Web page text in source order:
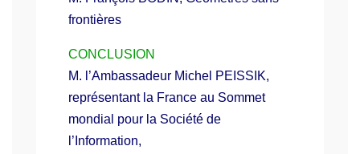
frontières
CONCLUSION
M. l’Ambassadeur Michel PEISSIK,
représentant la France au Sommet
mondial pour la Société de
l’Information,